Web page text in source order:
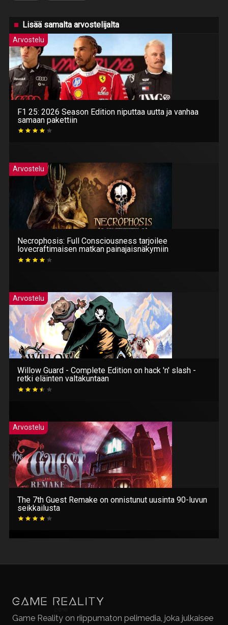
Lisää samalta arvostelijalta
Arvostelu
F1 25: 2026 Season Edition niputtaa uutta ja vanhaa
samaan pakettiin
Arvostelu
Necrophosis: Full Consciousness tarjoilee
lovecraftimaisen matkan painajaisnäkymiin
Arvostelu
Willow Guard - Complete Edition on hack 'n' slash -
retki eläinten valtakuntaan
Arvostelu
The 7th Guest Remake on onnistunut uusinta 90-luvun
seikkailusta
Game Reality on riippumaton pelimedia, joka julkaisee